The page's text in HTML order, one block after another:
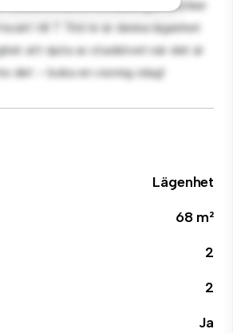
stadens bästa restauranger, butiker
till 7 766 kr är denna lägenhet
att njuta av stadslivet när det är
det – boka en visning idag!
Lägenhet
68 m²
2
2
Ja